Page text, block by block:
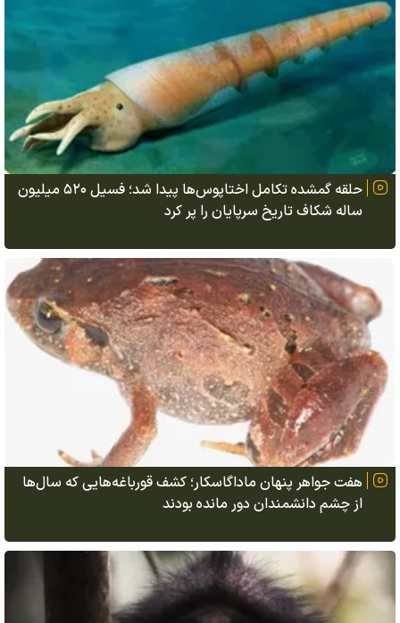
حلقه گمشده تکامل اختاپوس‌ها پیدا شد؛ فسیل ۵۲۰ میلیون
ساله شکاف تاریخ سرپایان را پر کرد
هفت جواهر پنهان ماداگاسکار؛ کشف قورباغه‌هایی که سال‌ها
از چشم دانشمندان دور مانده بودند